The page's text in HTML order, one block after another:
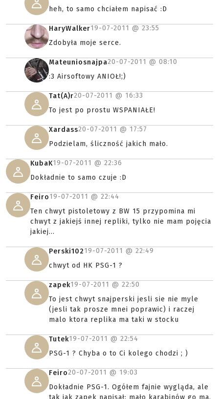
heh, to samo chciałem napisać :D
HaryWalker19-07-2011 @ 23:55
Zdobyła moje serce.
Mateuniosnajpa20-07-2011 @ 08:10
:3 Airsoftowy ANIOŁ!;)
Tat(A)r20-07-2011 @ 16:33
To jest po prostu WSPANIAŁE!
Xardass20-07-2011 @ 17:57
Podzielam, śliczność jakich mało.
KubaK19-07-2011 @ 22:36
Dokładnie to samo czuje :D
Feiro19-07-2011 @ 22:44
Ten chwyt pistoletowy z BW 15 przypomina mi
chwyt z jakiejś innej repliki, tylko nie mam pojęcia
jakiej...
Perski10219-07-2011 @ 22:49
chwyt od HK PSG-1 ?
zapek19-07-2011 @ 22:50
To jest chwyt snajperski jesli sie nie myle
(jesli tak prosze mnei poprawic) i raczej
malo ktora replika ma taki w stocku
Tutek19-07-2011 @ 22:54
PSG-1 ? Chyba o to Ci kolego chodzi ; )
Feiro20-07-2011 @ 19:03
Dokładnie PSG-1. Ogółem fajnie wygląda, ale
tak jak zapek napisał: mało karabinów go ma,